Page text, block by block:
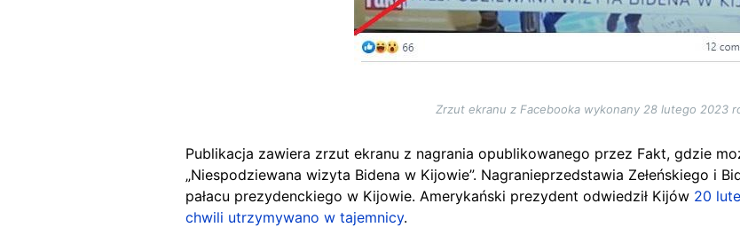
Zrzut ekranu z Facebooka wykonany 28 lutego 2023
Publikacja zawiera zrzut ekranu z nagrania opublikowanego przez Fakt, gdzie
„Niespodziewana wizyta Bidena w Kijowie”. Nagranieprzedstawia Zełeńskiego i
pałacu prezydenckiego w Kijowie. Amerykański prezydent odwiedził Kijów 20
chwili utrzymywano w tajemnicy.